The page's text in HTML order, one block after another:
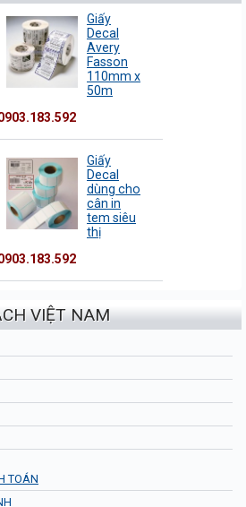
Giấy
Decal
Avery
Fasson
110mm x
50m
Giấy
Decal
dùng cho
cân in
tem siêu
thị
VIỆT NAM
TOÁN